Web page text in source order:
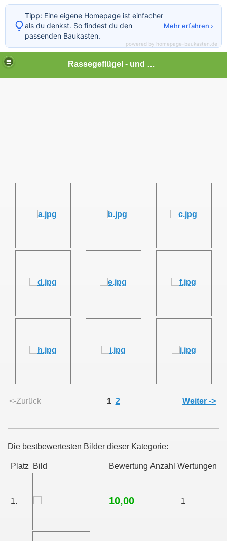
Rassegeflügel - und Kleintierhof Lonalu
<-Zurück 1 2 Weiter ->
Die bestbewertesten Bilder dieser Kategorie:
Platz Bild Bewertung Anzahl Wertungen
1. 10,00 1
Tipp: Eine eigene Homepage ist einfacher
als du denkst. So findest du den
passenden Baukasten.
Mehr erfahren ›
powered by homepage-baukasten.de